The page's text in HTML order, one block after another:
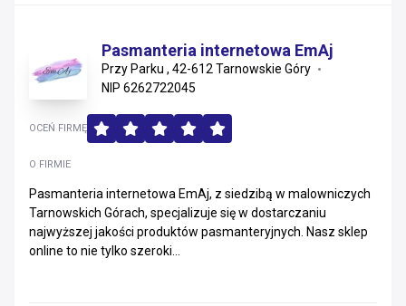
Pasmanteria internetowa EmAj
Przy Parku , 42-612 Tarnowskie Góry
NIP 6262722045
O FIRMIE
Pasmanteria internetowa EmAj, z siedzibą w malowniczych
Tarnowskich Górach, specjalizuje się w dostarczaniu
najwyższej jakości produktów pasmanteryjnych. Nasz sklep
online to nie tylko szeroki...
OCEŃ FIRMĘ